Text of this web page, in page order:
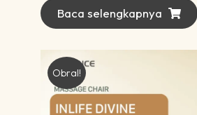
Baca selengkapnya
Obral!